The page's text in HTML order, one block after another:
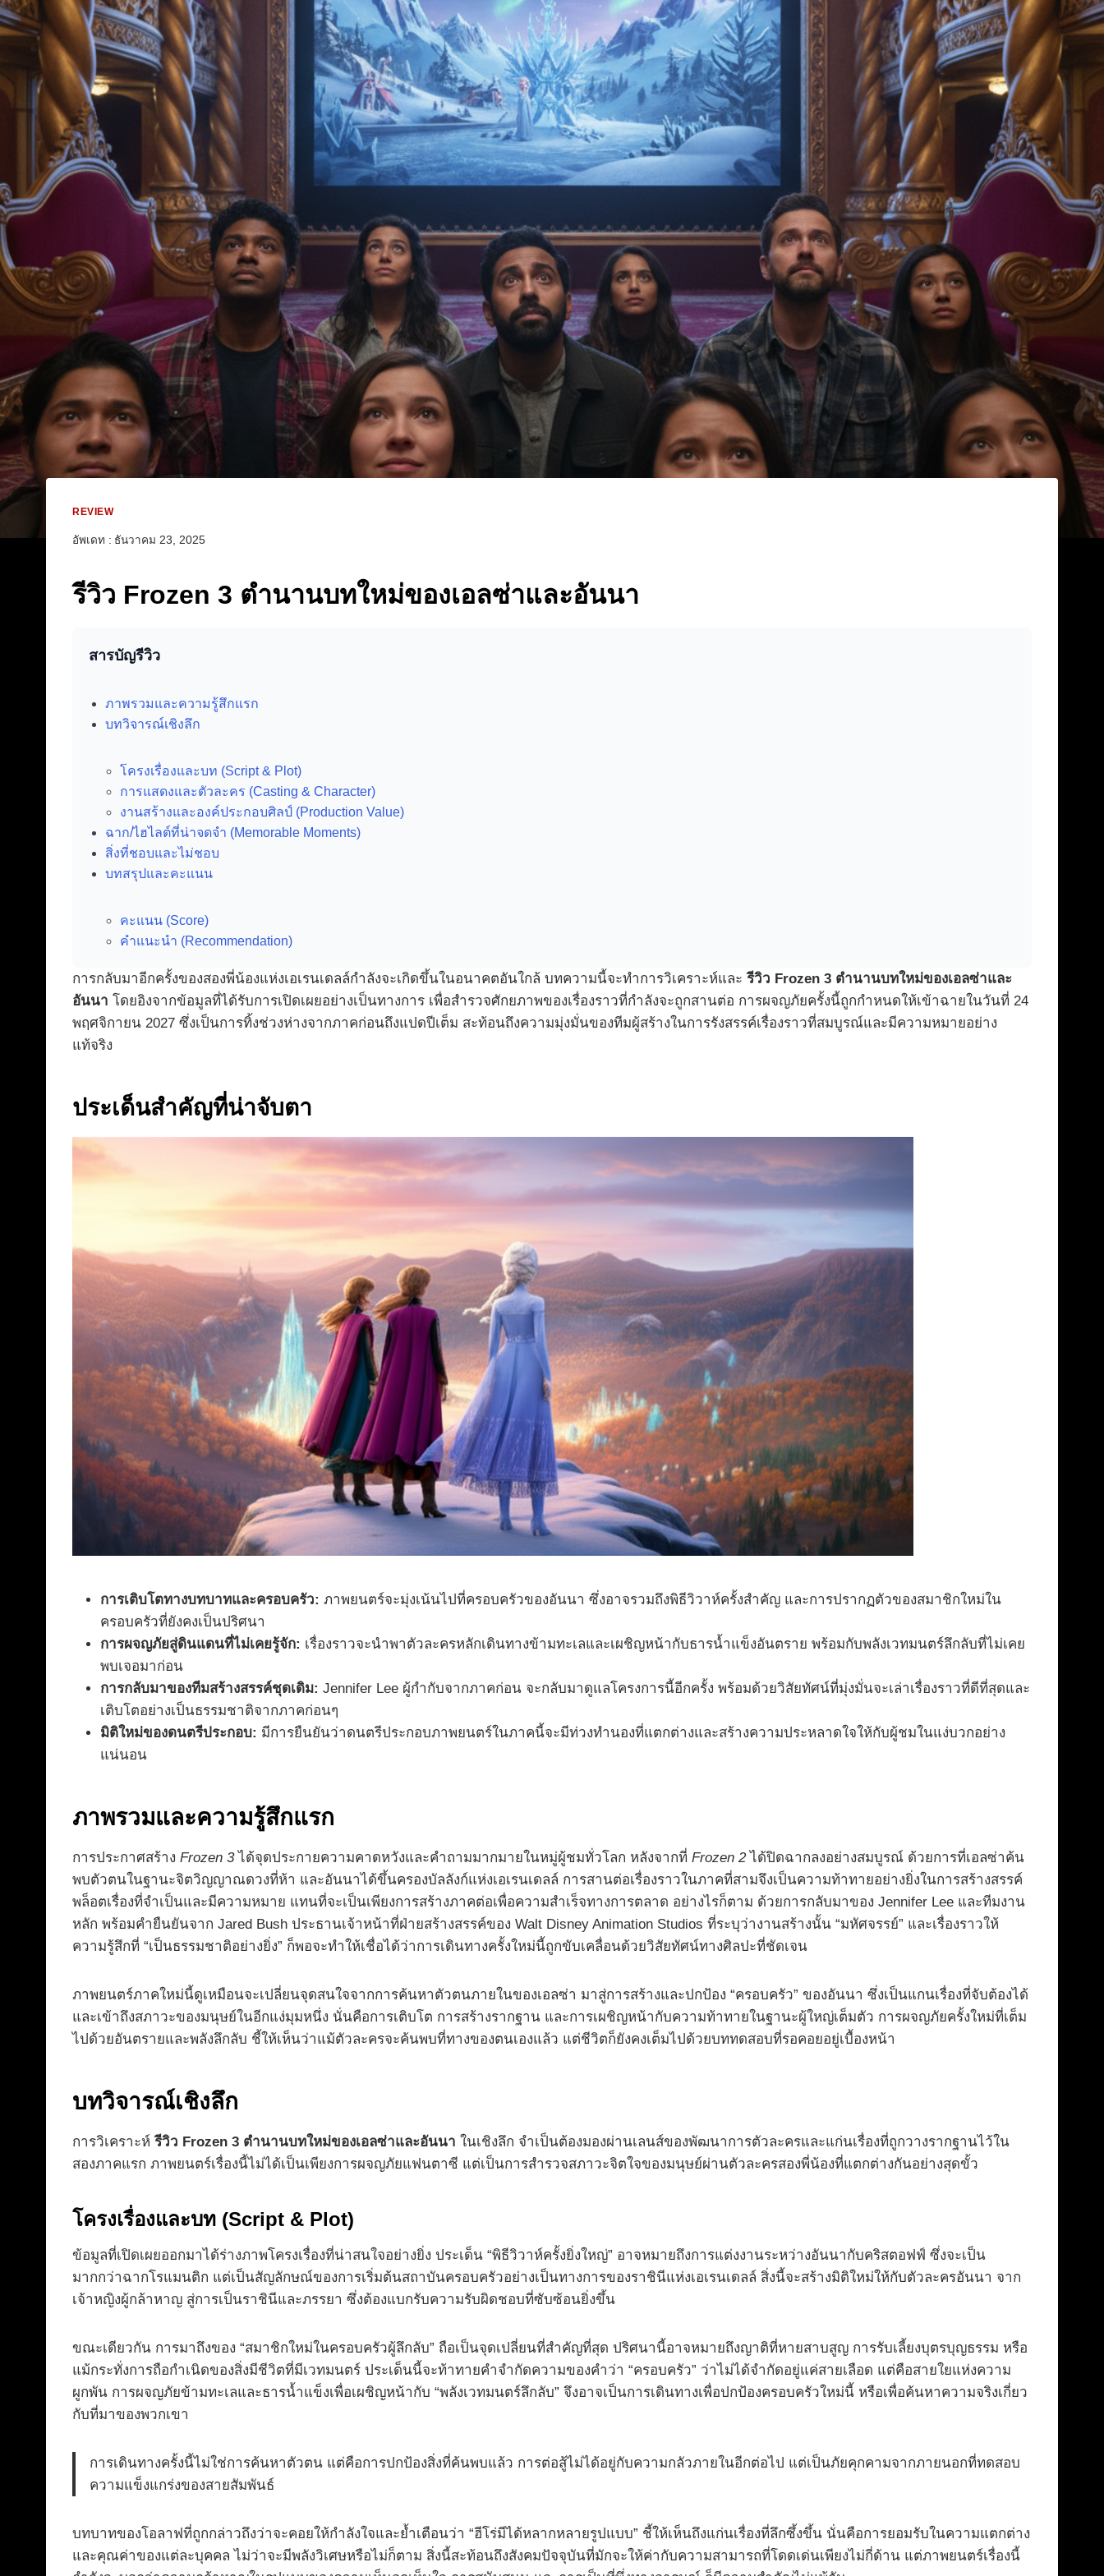
REVIEW
อัพเดท : ธันวาคม 23, 2025
รีวิว Frozen 3 ตำนานบทใหม่ของเอลซ่าและอันนา
สารบัญรีวิว
ภาพรวมและความรู้สึกแรก
บทวิจารณ์เชิงลึก
โครงเรื่องและบท (Script & Plot)
การแสดงและตัวละคร (Casting & Character)
งานสร้างและองค์ประกอบศิลป์ (Production Value)
ฉาก/ไฮไลต์ที่น่าจดจำ (Memorable Moments)
สิ่งที่ชอบและไม่ชอบ
บทสรุปและคะแนน
คะแนน (Score)
คำแนะนำ (Recommendation)
การกลับมาอีกครั้งของสองพี่น้องแห่งเอเรนเดลล์กำลังจะเกิดขึ้นในอนาคตอันใกล้ บทความนี้จะทำการวิเคราะห์และรีวิว Frozen 3 ตำนานบทใหม่ของเอลซ่าและ
อันนา โดยอิงจากข้อมูลที่ได้รับการเปิดเผยอย่างเป็นทางการ เพื่อสำรวจศักยภาพของเรื่องราวที่กำลังจะถูกสานต่อ การผจญภัยครั้งนี้ถูกกำหนดให้เข้าฉายในวันที่ 24
พฤศจิกายน 2027 ซึ่งเป็นการทิ้งช่วงห่างจากภาคก่อนถึงแปดปีเต็ม สะท้อนถึงความมุ่งมั่นของทีมผู้สร้างในการรังสรรค์เรื่องราวที่สมบูรณ์และมีความหมายอย่าง
แท้จริง
ประเด็นสำคัญที่น่าจับตา
การเติบโตทางบทบาทและครอบครัว: ภาพยนตร์จะมุ่งเน้นไปที่ครอบครัวของอันนา ซึ่งอาจรวมถึงพิธีวิวาห์ครั้งสำคัญ และการปรากฏตัวของสมาชิกใหม่ใน
ครอบครัวที่ยังคงเป็นปริศนา
การผจญภัยสู่ดินแดนที่ไม่เคยรู้จัก: เรื่องราวจะนำพาตัวละครหลักเดินทางข้ามทะเลและเผชิญหน้ากับธารน้ำแข็งอันตราย พร้อมกับพลังเวทมนตร์ลึกลับที่ไม่เคย
พบเจอมาก่อน
การกลับมาของทีมสร้างสรรค์ชุดเดิม: Jennifer Lee ผู้กำกับจากภาคก่อน จะกลับมาดูแลโครงการนี้อีกครั้ง พร้อมด้วยวิสัยทัศน์ที่มุ่งมั่นจะเล่าเรื่องราวที่ดีที่สุดและ
เติบโตอย่างเป็นธรรมชาติจากภาคก่อนๆ
มิติใหม่ของดนตรีประกอบ: มีการยืนยันว่าดนตรีประกอบภาพยนตร์ในภาคนี้จะมีท่วงทำนองที่แตกต่างและสร้างความประหลาดใจให้กับผู้ชมในแง่บวกอย่าง
แน่นอน
ภาพรวมและความรู้สึกแรก
การประกาศสร้าง Frozen 3ได้จุดประกายความคาดหวังและคำถามมากมายในหมู่ผู้ชมทั่วโลก หลังจากที่ Frozen 2ได้ปิดฉากลงอย่างสมบูรณ์ ด้วยการที่เอลซ่าค้น
พบตัวตนในฐานะจิตวิญญาณดวงที่ห้า และอันนาได้ขึ้นครองบัลลังก์แห่งเอเรนเดลล์ การสานต่อเรื่องราวในภาคที่สามจึงเป็นความท้าทายอย่างยิ่งในการสร้างสรรค์
พล็อตเรื่องที่จำเป็นและมีความหมาย แทนที่จะเป็นเพียงการสร้างภาคต่อเพื่อความสำเร็จทางการตลาด อย่างไรก็ตาม ด้วยการกลับมาของ Jennifer Lee และทีมงาน
หลัก พร้อมคำยืนยันจาก Jared Bush ประธานเจ้าหน้าที่ฝ่ายสร้างสรรค์ของ Walt Disney Animation Studios ที่ระบุว่างานสร้างนั้น “มหัศจรรย์” และเรื่องราวให้
ความรู้สึกที่ “เป็นธรรมชาติอย่างยิ่ง” ก็พอจะทำให้เชื่อได้ว่าการเดินทางครั้งใหม่นี้ถูกขับเคลื่อนด้วยวิสัยทัศน์ทางศิลปะที่ชัดเจน
ภาพยนตร์ภาคใหม่นี้ดูเหมือนจะเปลี่ยนจุดสนใจจากการค้นหาตัวตนภายในของเอลซ่า มาสู่การสร้างและปกป้อง “ครอบครัว” ของอันนา ซึ่งเป็นแกนเรื่องที่จับต้องได้
และเข้าถึงสภาวะของมนุษย์ในอีกแง่มุมหนึ่ง นั่นคือการเติบโต การสร้างรากฐาน และการเผชิญหน้ากับความท้าทายในฐานะผู้ใหญ่เต็มตัว การผจญภัยครั้งใหม่ที่เต็ม
ไปด้วยอันตรายและพลังลึกลับ ชี้ให้เห็นว่าแม้ตัวละครจะค้นพบที่ทางของตนเองแล้ว แต่ชีวิตก็ยังคงเต็มไปด้วยบททดสอบที่รอคอยอยู่เบื้องหน้า
บทวิจารณ์เชิงลึก
การวิเคราะห์รีวิว Frozen 3 ตำนานบทใหม่ของเอลซ่าและอันนา ในเชิงลึก จำเป็นต้องมองผ่านเลนส์ของพัฒนาการตัวละครและแก่นเรื่องที่ถูกวางรากฐานไว้ใน
สองภาคแรก ภาพยนตร์เรื่องนี้ไม่ได้เป็นเพียงการผจญภัยแฟนตาซี แต่เป็นการสำรวจสภาวะจิตใจของมนุษย์ผ่านตัวละครสองพี่น้องที่แตกต่างกันอย่างสุดขั้ว
โครงเรื่องและบท (Script & Plot)
ข้อมูลที่เปิดเผยออกมาได้ร่างภาพโครงเรื่องที่น่าสนใจอย่างยิ่ง ประเด็น “พิธีวิวาห์ครั้งยิ่งใหญ่” อาจหมายถึงการแต่งงานระหว่างอันนากับคริสตอฟฟ์ ซึ่งจะเป็น
มากกว่าฉากโรแมนติก แต่เป็นสัญลักษณ์ของการเริ่มต้นสถาบันครอบครัวอย่างเป็นทางการของราชินีแห่งเอเรนเดลล์ สิ่งนี้จะสร้างมิติใหม่ให้กับตัวละครอันนา จาก
เจ้าหญิงผู้กล้าหาญ สู่การเป็นราชินีและภรรยา ซึ่งต้องแบกรับความรับผิดชอบที่ซับซ้อนยิ่งขึ้น
ขณะเดียวกัน การมาถึงของ “สมาชิกใหม่ในครอบครัวผู้ลึกลับ” ถือเป็นจุดเปลี่ยนที่สำคัญที่สุด ปริศนานี้อาจหมายถึงญาติที่หายสาบสูญ การรับเลี้ยงบุตรบุญธรรม หรือ
แม้กระทั่งการถือกำเนิดของสิ่งมีชีวิตที่มีเวทมนตร์ ประเด็นนี้จะท้าทายคำจำกัดความของคำว่า “ครอบครัว” ว่าไม่ได้จำกัดอยู่แค่สายเลือด แต่คือสายใยแห่งความ
ผูกพัน การผจญภัยข้ามทะเลและธารน้ำแข็งเพื่อเผชิญหน้ากับ “พลังเวทมนตร์ลึกลับ” จึงอาจเป็นการเดินทางเพื่อปกป้องครอบครัวใหม่นี้ หรือเพื่อค้นหาความจริงเกี่ยว
กับที่มาของพวกเขา
การเดินทางครั้งนี้ไม่ใช่การค้นหาตัวตน แต่คือการปกป้องสิ่งที่ค้นพบแล้ว การต่อสู้ไม่ได้อยู่กับความกลัวภายในอีกต่อไป แต่เป็นภัยคุกคามจากภายนอกที่ทดสอบ
ความแข็งแกร่งของสายสัมพันธ์
บทบาทของโอลาฟที่ถูกกล่าวถึงว่าจะคอยให้กำลังใจและย้ำเตือนว่า “ฮีโร่มีได้หลากหลายรูปแบบ” ชี้ให้เห็นถึงแก่นเรื่องที่ลึกซึ้งขึ้น นั่นคือการยอมรับในความแตกต่าง
และคุณค่าของแต่ละบุคคล ไม่ว่าจะมีพลังวิเศษหรือไม่ก็ตาม สิ่งนี้สะท้อนถึงสังคมปัจจุบันที่มักจะให้ค่ากับความสามารถที่โดดเด่นเพียงไม่กี่ด้าน แต่ภาพยนตร์เรื่องนี้